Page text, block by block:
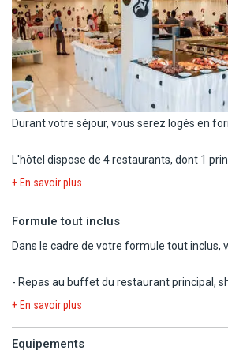
adultes.
Possibilité de chambres communicantes.
Des travaux de rénovation sont
bungalows deluxes (durée
occasionner ponctuellement des
bungalows confort, une fois les travaux
supérieurs terminés.
Durant votre séjour, vous serez logés en
L'hôtel dispose de 4 restaurants, dont 1
la carte :
Restaurant principal « Santa Maria » sous
- Déjeuner (12h30-14h30)
Soirée barbecue 1j/semaine.
Menu capverdien 1j/semaine.
+ En savoir plus
Formule tout inclus
Dans le cadre de votre formule tout inclus,
- Repas au buffet du restaurant principal,
Possibilité d'accès 1 fois/semaine aux
donné à l'arrivée).
+ En savoir plus
Equipements